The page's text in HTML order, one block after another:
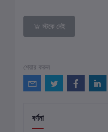
স্টকে নেই
শেয়ার করুন
বর্ণনা